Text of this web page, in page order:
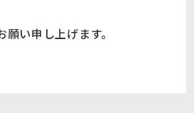
い申し上げます。